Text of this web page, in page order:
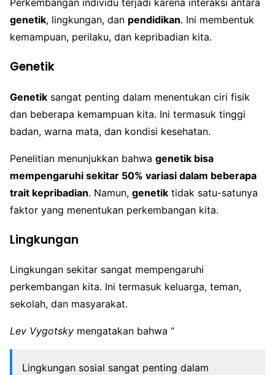
Perkembangan individu terjadi karena interaksi antara
genetik, lingkungan, dan pendidikan. Ini membentuk
kemampuan, perilaku, dan kepribadian kita.
Genetik
Genetik sangat penting dalam menentukan ciri fisik
dan beberapa kemampuan kita. Ini termasuk tinggi
badan, warna mata, dan kondisi kesehatan.
Penelitian menunjukkan bahwa genetik bisa
mempengaruhi sekitar 50% variasi dalam beberapa
trait kepribadian. Namun, genetik tidak satu-satunya
faktor yang menentukan perkembangan kita.
Lingkungan
Lingkungan sekitar sangat mempengaruhi
perkembangan kita. Ini termasuk keluarga, teman,
sekolah, dan masyarakat.
Lev Vygotsky mengatakan bahwa “
Lingkungan sosial sangat penting dalam